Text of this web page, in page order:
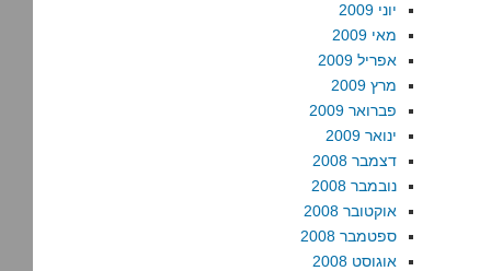
יוני 2009
מאי 2009
אפריל 2009
מרץ 2009
פברואר 2009
ינואר 2009
דצמבר 2008
נובמבר 2008
אוקטובר 2008
ספטמבר 2008
אוגוסט 2008